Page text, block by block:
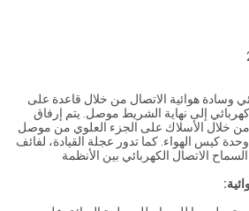
وسادة هوائية الاتصال من خلال قاعدة على
إلى نهاية الشريط موصل. يتم إرفاق
خلال الأسلاك على الجزء العلوي من موصل
وحدة كيس الهواء. كما تدور عجلة القيادة، لفائف
الاتصال الكهربائي بين الأنظمة